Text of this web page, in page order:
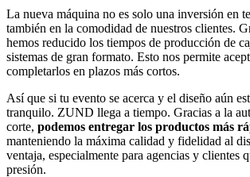
La nueva máquina no es solo una inversión en
también en la comodidad de nuestros clientes.
hemos reducido los tiempos de producción de
sistemas de gran formato. Esto nos permite
completarlos en plazos más cortos.
Así que si tu evento se acerca y el diseño aún
tranquilo. ZUND llega a tiempo. Gracias a la
corte, podemos entregar los productos más
manteniendo la máxima calidad y fidelidad al
ventaja, especialmente para agencias y clientes
presión.